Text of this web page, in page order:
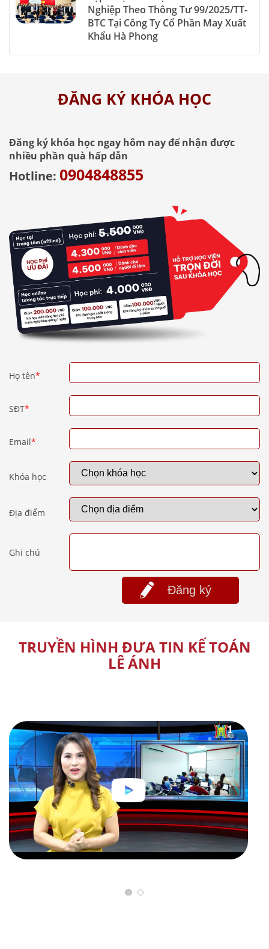
Nghiệp Theo Thông Tư 99/2025/TT-
BTC Tại Công Ty Cổ Phần May Xuất
Khẩu Hà Phong
ĐĂNG KÝ KHÓA HỌC
Đăng ký khóa học ngay hôm nay để nhận được
nhiều phần quà hấp dẫn
Hotline: 0904848855
Họ tên*
SĐT*
Email*
Khóa học
Địa điểm
Ghi chú
Đăng ký
TRUYỀN HÌNH ĐƯA TIN KẾ TOÁN
LÊ ÁNH